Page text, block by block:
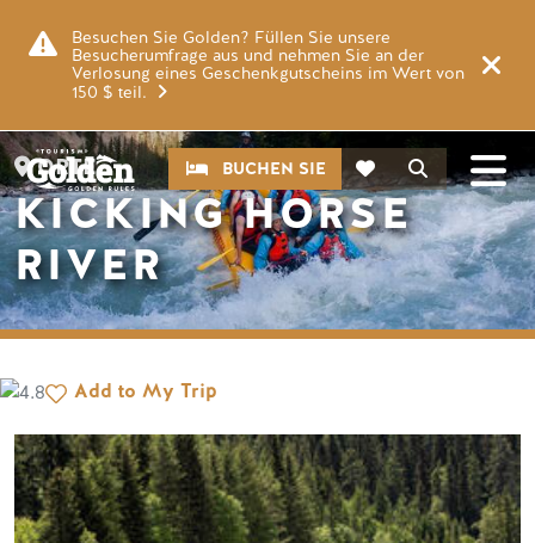
Besuchen Sie Golden? Füllen Sie unsere
Besucherumfrage aus und nehmen Sie an der
Verlosung eines Geschenkgutscheins im Wert von
150 $ teil.
Suche
CTABUCHEN SIE
ORTE
KICKING HORSE
RIVER
Add to My Trip